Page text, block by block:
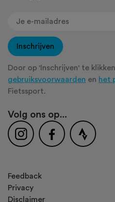
Inschrijven
Door op 'Inschrijven' te
gebruiksvoorwaarden en het
Fietssport.
Volg ons op...
Feedback
Privacy
Disclaimer